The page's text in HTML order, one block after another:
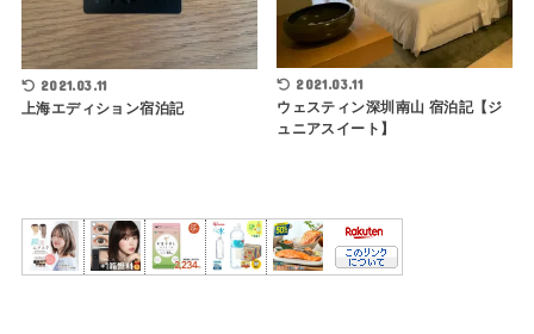
2021.03.11
上海エディション宿泊記
2021.03.11
ウェスティン深圳南山 宿泊記【ジ
ュニアスイート】